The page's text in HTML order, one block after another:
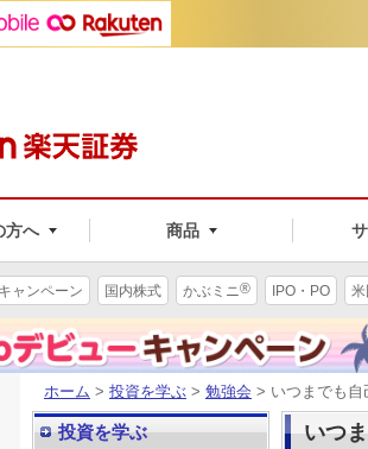
方へ 商品
キャンペーン 国内株式 かぶミニ® IPO・PO
ホーム > 投資を学ぶ > 勉強会 > いつまでも自
いつ
投資を学ぶ